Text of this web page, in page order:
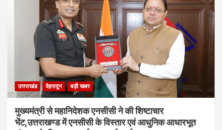
उत्तराखंड देहरादून बड़ी खबर
मुख्यमंत्री से महानिदेशक एनसीसी ने की शिष्टाचार
भेंट,उत्तराखण्ड में एनसीसी के विस्तार एवं आधुनिक आधारभूत